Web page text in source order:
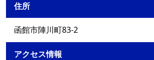
住所
函館市陣川町83-2
アクセス情報